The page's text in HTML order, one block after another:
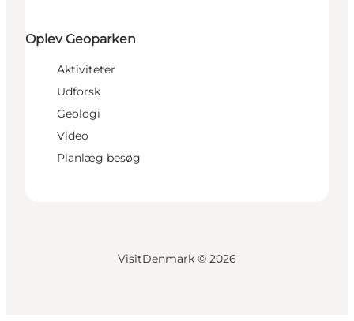
Oplev Geoparken
Aktiviteter
Udforsk
Geologi
Video
Planlæg besøg
VisitDenmark © 2026